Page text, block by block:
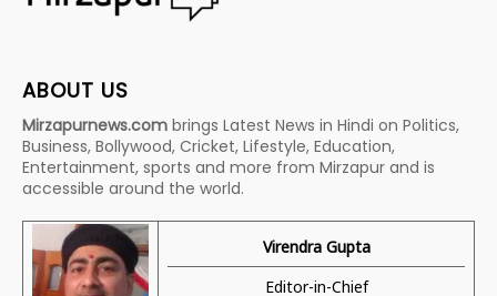
ABOUT US
Mirzapurnews.com brings Latest News in Hindi on Politics,
Business, Bollywood, Cricket, Lifestyle, Education,
Entertainment, sports and more from Mirzapur and is
accessible around the world.
Virendra Gupta
Editor-in-Chief